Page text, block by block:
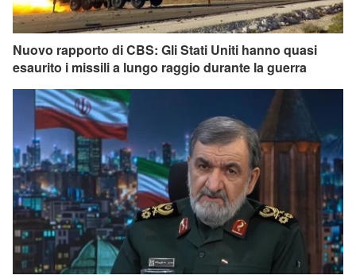
Nuovo rapporto di CBS: Gli Stati Uniti hanno quasi
esaurito i missili a lungo raggio durante la guerra